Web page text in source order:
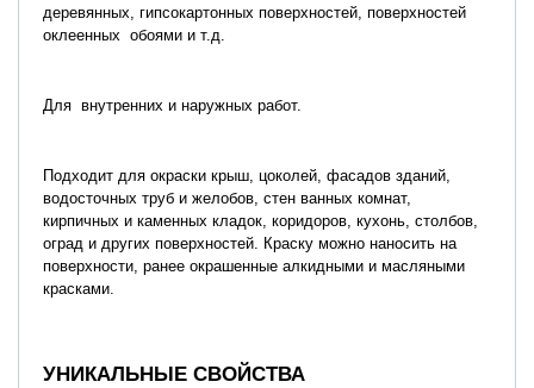
деревянных, гипсокартонных поверхностей, поверхностей
оклеенных обоями и т.д.
Для внутренних и наружных работ.
Подходит для окраски крыш, цоколей, фасадов зданий,
водосточных труб и желобов, стен ванных комнат,
кирпичных и каменных кладок, коридоров, кухонь, столбов,
оград и других поверхностей. Краску можно наносить на
поверхности, ранее окрашенные алкидными и масляными
красками.
УНИКАЛЬНЫЕ СВОЙСТВА